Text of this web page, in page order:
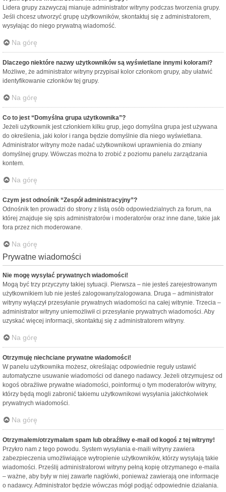
Lidera grupy zazwyczaj mianuje administrator witryny podczas tworzenia grupy.
Jeśli chcesz utworzyć grupę użytkowników, skontaktuj się z administratorem,
wysyłając do niego prywatną wiadomość.
Na górę
Dlaczego niektóre nazwy użytkowników są wyświetlane innymi kolorami?
Możliwe, że administrator witryny przypisał kolor członkom grupy, aby ułatwić
identyfikowanie członków tej grupy.
Na górę
Co to jest “Domyślna grupa użytkownika”?
Jeżeli użytkownik jest członkiem kilku grup, jego domyślna grupa jest używana
do określenia, jaki kolor i ranga będzie domyślnie dla niego wyświetlana.
Administrator witryny może nadać użytkownikowi uprawnienia do zmiany
domyślnej grupy. Wówczas można to zrobić z poziomu panelu zarządzania
kontem.
Na górę
Czym jest odnośnik “Zespół administracyjny”?
Odnośnik ten prowadzi do strony z listą osób odpowiedzialnych za forum, na
której znajduje się spis administratorów i moderatorów oraz inne dane, takie jak
fora przez nich moderowane.
Na górę
Prywatne wiadomości
Nie mogę wysyłać prywatnych wiadomości!
Mogą być trzy przyczyny takiej sytuacji. Pierwsza – nie jesteś zarejestrowanym
użytkownikiem lub nie jesteś zalogowany/zalogowana. Druga – administrator
witryny wyłączył przesyłanie prywatnych wiadomości na całej witrynie. Trzecia –
administrator witryny uniemożliwił ci przesyłanie prywatnych wiadomości. Aby
uzyskać więcej informacji, skontaktuj się z administratorem witryny.
Na górę
Otrzymuję niechciane prywatne wiadomości!
W panelu użytkownika możesz, określając odpowiednie reguły ustawić
automatyczne usuwanie wiadomości od danego nadawcy. Jeżeli otrzymujesz od
kogoś obraźliwe prywatne wiadomości, poinformuj o tym moderatorów witryny,
którzy będą mogli zabronić takiemu użytkownikowi wysyłania jakichkolwiek
prywatnych wiadomości.
Na górę
Otrzymałem/otrzymałam spam lub obraźliwy e-mail od kogoś z tej witryny!
Przykro nam z tego powodu. System wysyłania e-maili witryny zawiera
zabezpieczenia umożliwiające wytropienie użytkowników, którzy wysyłają takie
wiadomości. Prześlij administratorowi witryny pełną kopię otrzymanego e-maila
– ważne, aby były w niej zawarte nagłówki, ponieważ zawierają one informacje
o nadawcy. Administrator będzie wówczas mógł podjąć odpowiednie działania.